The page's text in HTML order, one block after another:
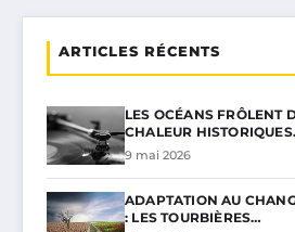
ARTICLES RÉCENTS
LES OCÉANS FRÔLENT
CHALEUR
9 mai 2026
ADAPTATION AU
: LES TOURBIÈRES…